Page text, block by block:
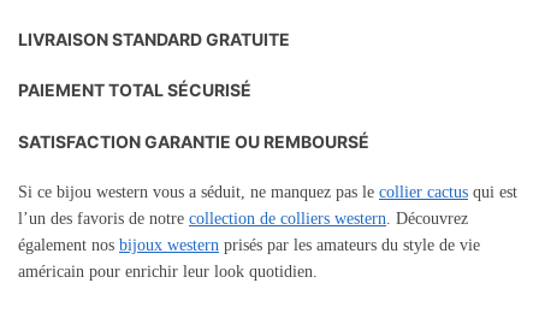
LIVRAISON STANDARD GRATUITE
PAIEMENT TOTAL SÉCURISÉ
SATISFACTION GARANTIE OU REMBOURSÉ
Si ce bijou western vous a séduit, ne manquez pas le collier cactus qui est
l’un des favoris de notre collection de colliers western . Découvrez
également nos bijoux western prisés par les amateurs du style de vie
américain pour enrichir leur look quotidien.